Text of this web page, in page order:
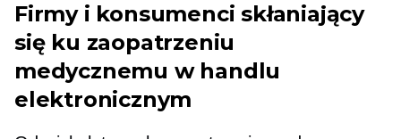
Firmy i konsumenci skłaniający
się ku zaopatrzeniu
medycznemu w handlu
elektronicznym